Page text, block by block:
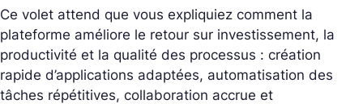
Ce volet attend que vous expliquiez comment la
plateforme améliore le retour sur investissement, la
productivité et la qualité des processus : création
rapide d’applications adaptées, automatisation des
tâches répétitives, collaboration accrue et